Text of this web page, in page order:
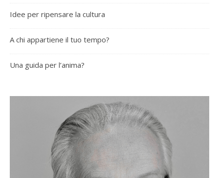
Idee per ripensare la cultura
A chi appartiene il tuo tempo?
Una guida per l’anima?